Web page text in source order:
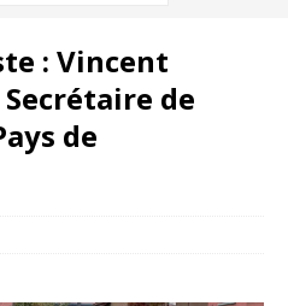
: Vincent
de
de